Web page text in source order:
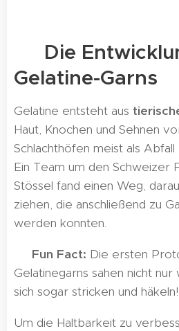
🔬 Die
Gelatine-Garns
Gelatine entsteht aus
Haut, Knochen und Sehnen
Schlachthöfen meist als Abfall
Ein Team um den Schweizer
Stössel fand einen Weg,
ziehen, die anschließend zu
werden konnten.
Fun Fact: Die ersten
Gelatinegarns sahen nicht nur
sich sogar stricken und häkeln!
Um die Haltbarkeit zu